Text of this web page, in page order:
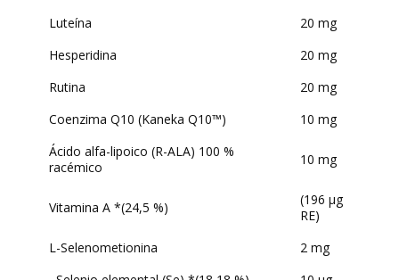
Luteína
20 mg
Hesperidina
20 mg
Rutina
20 mg
Coenzima Q10 (Kaneka Q10™)
10 mg
Ácido alfa-lipoico (R-ALA) 100 %
racémico
10 mg
Vitamina A *(24,5 %)
(196 µg
RE)
L-Selenometionina
2 mg